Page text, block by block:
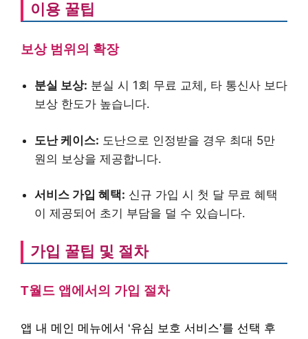
이용 꿀팁
보상 범위의 확장
분실 보상: 분실 시 1회 무료 교체, 타 통신사 보다
보상 한도가 높습니다.
도난 케이스: 도난으로 인정받을 경우 최대 5만
원의 보상을 제공합니다.
서비스 가입 혜택: 신규 가입 시 첫 달 무료 혜택
이 제공되어 초기 부담을 덜 수 있습니다.
가입 꿀팁 및 절차
T월드 앱에서의 가입 절차
앱 내 메인 메뉴에서 ‘유심 보호 서비스’를 선택 후